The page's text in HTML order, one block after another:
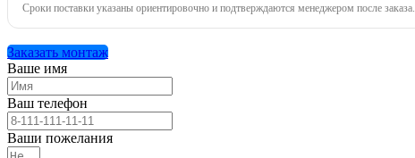
Сроки поставки указаны ориентировочно и подтверждаются менеджером после заказа.
Заказать монтаж
Ваше имя
Ваш телефон
Ваши пожелания